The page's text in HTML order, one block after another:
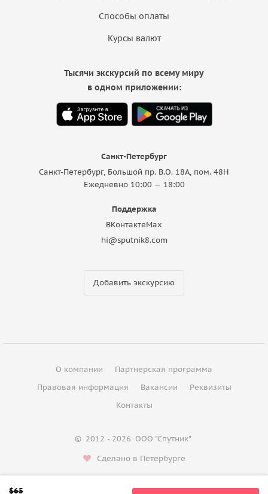
Способы оплаты
Курсы валют
Санкт-Петербург
Санкт-Петербург, Большой пр. В.О. 18A, пом. 48Н
Ежедневно 10:00 — 18:00
Поддержка
ВКонтактеMax
hi@sputnik8.com
Добавить экскурсию
Тысячи экскурсий по всему миру
в одном приложении:
О компании
Партнерская программа
Правовая информация
Вакансии
Реквизиты
Контакты
© 2012 - 2026 ООО "Спутник"
Сделано в Петербурге